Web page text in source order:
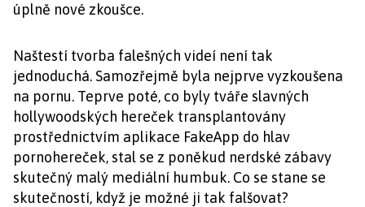
úplně nové zkoušce.
Naštestí tvorba falešných videí není tak
jednoduchá. Samozřejmě byla nejprve vyzkoušena
na pornu. Teprve poté, co byly tváře slavných
hollywoodských hereček transplantovány
prostřednictvím aplikace FakeApp do hlav
pornohereček, stal se z poněkud nerdské zábavy
skutečný malý mediální humbuk. Co se stane se
skutečností, když je možné ji tak falšovat?